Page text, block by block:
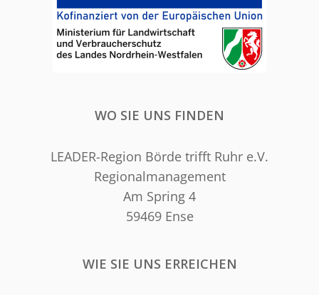
WO SIE UNS FINDEN
LEADER-Region Börde trifft Ruhr e.V.
Regionalmanagement
Am Spring 4
59469 Ense
WIE SIE UNS ERREICHEN